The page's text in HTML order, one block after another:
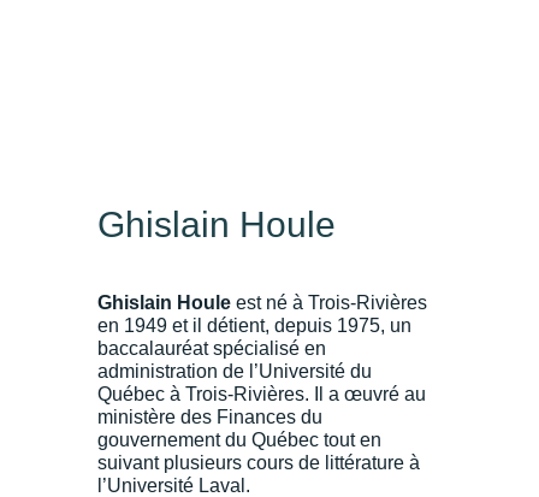
Ghislain Houle
Ghislain Houle est né à Trois-Rivières
en 1949 et il détient, depuis 1975, un
baccalauréat spécialisé en
administration de l’Université du
Québec à Trois-Rivières. Il a œuvré au
ministère des Finances du
gouvernement du Québec tout en
suivant plusieurs cours de littérature à
l’Université Laval.